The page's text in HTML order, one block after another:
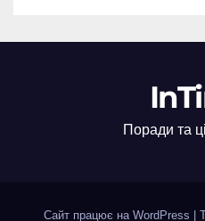
Поради та
Сайт працює на WordPress